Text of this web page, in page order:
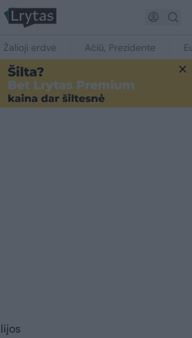
Žalioji erdvė Ačiū, Prezidente